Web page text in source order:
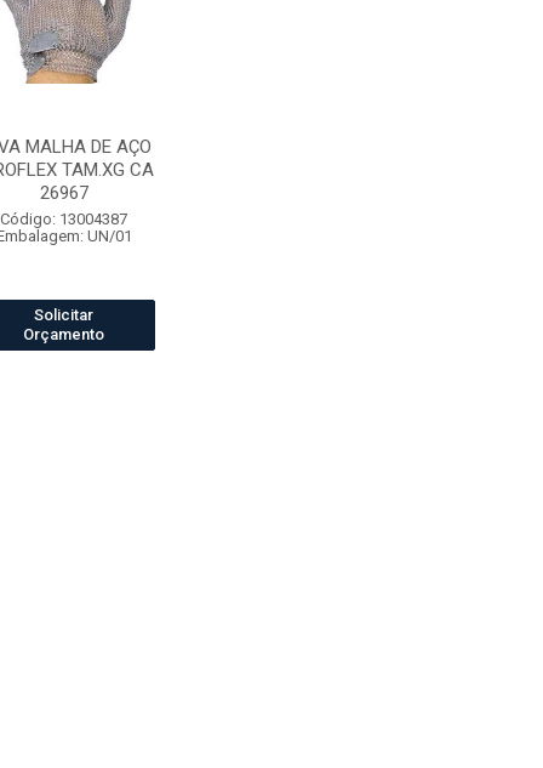
MALHA DE AÇO
TAM.XG CA
26967
Código: 13004387
UN/01
Solicitar
Orçamento